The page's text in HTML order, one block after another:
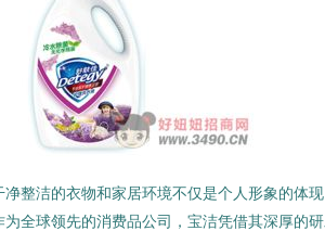
整洁的衣物和家居环境不仅是个人形象的体
全球领先的消费品公司，宝洁凭借其深厚的